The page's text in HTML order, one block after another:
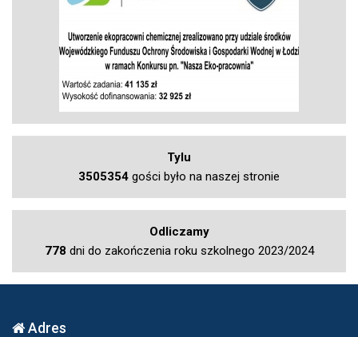
Tylu
3505354 gości było na naszej stronie
Odliczamy
778 dni do zakończenia roku szkolnego 2023/2024
Adres